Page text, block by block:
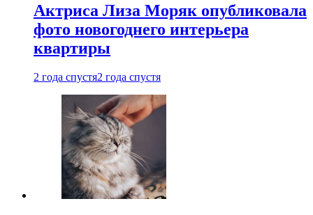
Актриса Лиза Моряк опубликовала
фото новогоднего интерьера
квартиры
2 года спустя2 года спустя